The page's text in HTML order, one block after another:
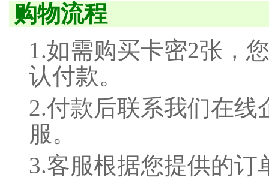
购物流程
1.如需购买卡密2张，
认付款。
2.付款后联系我们在线
服。
3.客服根据您提供的